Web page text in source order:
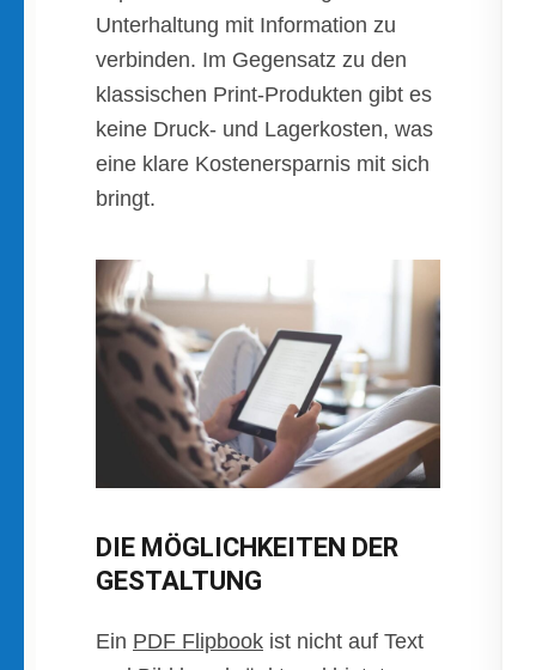
Unterhaltung mit Information zu
verbinden. Im Gegensatz zu den
klassischen Print-Produkten gibt es
keine Druck- und Lagerkosten, was
eine klare Kostenersparnis mit sich
bringt.
DIE MÖGLICHKEITEN DER
GESTALTUNG
Ein PDF Flipbook ist nicht auf Text